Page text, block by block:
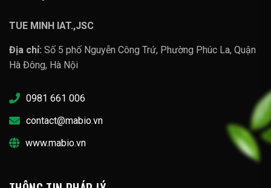
TUE MINH IAT.,JSC
Địa chỉ: Số 5 phố Nguyễn Công Trứ, Phường Phúc La, Quận
Hà Đông, Hà Nội
0981 661 006
contact@mabio.vn
www.mabio.vn